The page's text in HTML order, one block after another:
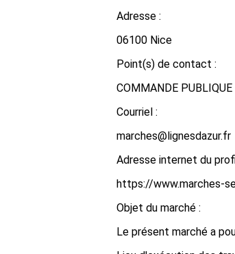
Adresse :
06100 Nice
Point(s) de contact :
COMMANDE PUBLIQUE
Courriel :
marches@lignesdazur.fr
Adresse internet du
https://www.marches-
Objet du marché :
Le présent marché a